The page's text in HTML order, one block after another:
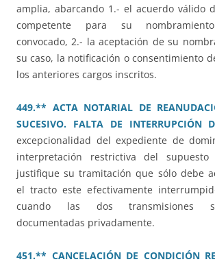
amplia, abarcando 1.- el acuerdo válido
competente para su
convocado, 2.- la aceptación de su
su caso, la notificación o consentimiento
los anteriores cargos inscritos.
449.** ACTA NOTARIAL DE
SUCESIVO. FALTA DE INTERRUPCIÓN
excepcionalidad del expediente de
interpretación restrictiva del
justifique su tramitación que sólo debe
el tracto este efectivamente
cuando las dos transmisiones
documentadas privadamente.
451.** CANCELACIÓN DE CONDICIÓN